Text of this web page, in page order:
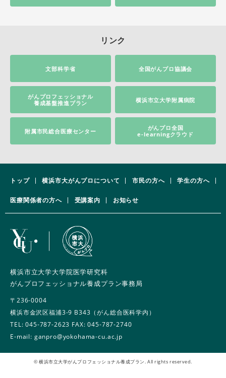
リンク
文部科学省 全国がんプロ協議会
がんプロフェッショナル
養成基盤推進プラン
横浜市立大学附属病院
附属市民総合医療センター
がんプロ全国
e-learningクラウド
トップ 横浜市大がんプロについて 市民の方へ 学生の方へ
医療関係者の方へ 受講案内 お知らせ
横浜市立大学大学院医学研究科
がんプロフェッショナル養成プラン事務局
〒236-0004
横浜市金沢区福浦3-9 B343（がん総合医科学内）
TEL:045-787-2623 FAX: 045-787-2740
E-mail: ganpro@yokohama-cu.ac.jp
© 横浜市立大学がんプロフェッショナル養成プラン. All rights reserved.